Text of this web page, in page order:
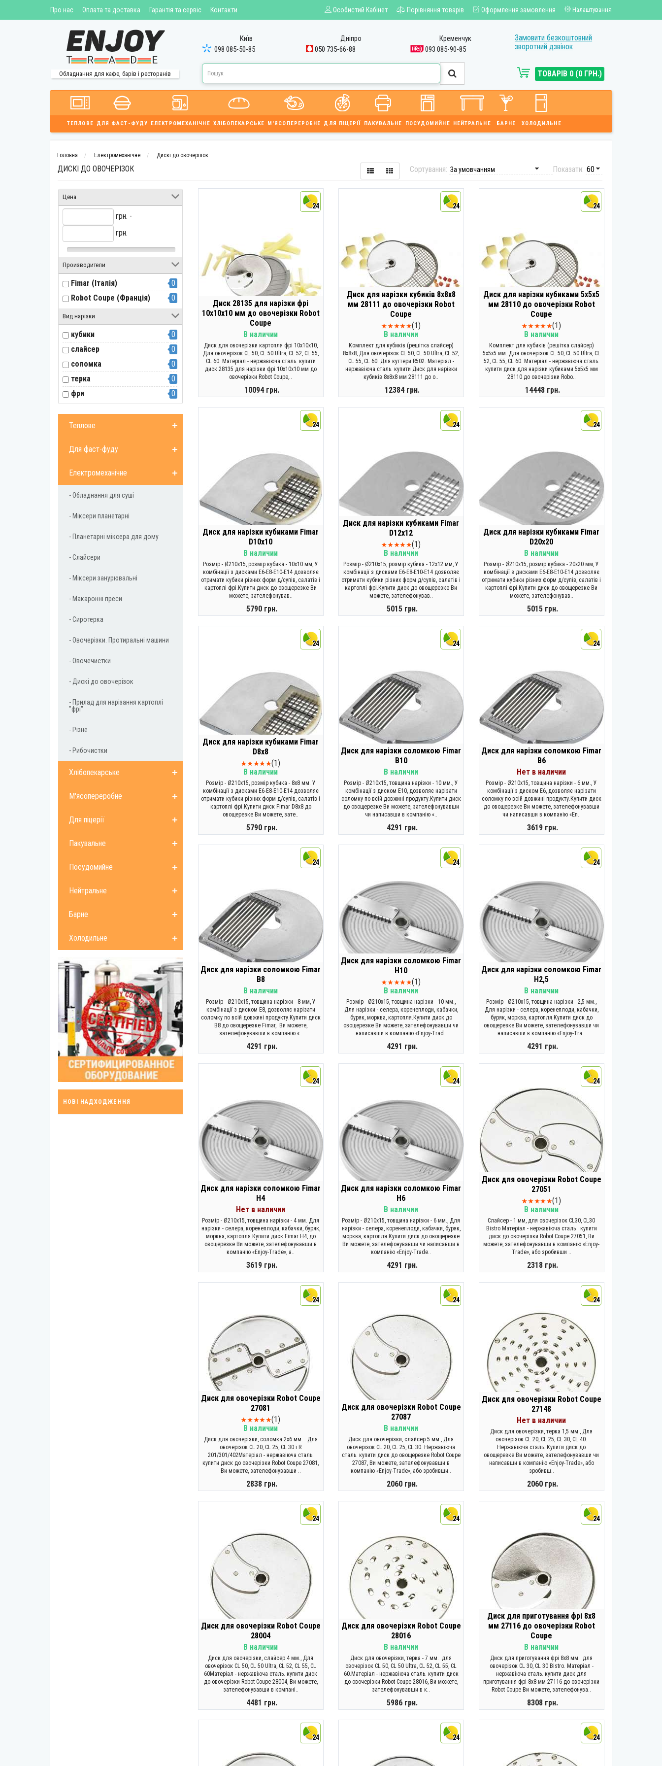
Про нас Оплата та доставка Гарантія та сервіс Контакти Особистий Кабінет Порівняння товарів Оформлення замовлення Налаштування
Обладнання для кафе, барів і ресторанів
Київ
098 085-50-85
Дніпро
050 735-66-88
Кременчук
093 085-90-85
Замовити безкоштовний
зворотний дзвінок
ТОВАРІВ 0 (0 ГРН.)
ТЕПЛОВЕ ДЛЯ ФАСТ-ФУДУ ЕЛЕКТРОМЕХАНІЧНЕ ХЛІБОПЕКАРСЬКЕ М'ЯСОПЕРЕРОБНЕ ДЛЯ ПІЦЕРІЇ ПАКУВАЛЬНЕ ПОСУДОМИЙНЕ НЕЙТРАЛЬНЕ БАРНЕ ХОЛОДИЛЬНЕ
Головна Електромеханічне Дискі до овочерізок
ДИСКІ ДО ОВОЧЕРІЗОК Показати:
Сортування:
Цена
грн. -
грн.
Производители
Fimar (Італія)
0
Robot Coupe (Франція)
0
Вид нарізки
кубики
0
слайсер
0
соломка
0
терка
0
фри
0
Теплове
Для фаст-фуду
Електромеханічне
- Обладнання для суші
- Міксери планетарні
- Планетарні міксера для дому
- Слайсери
- Міксери занурювальні
- Макаронні преси
- Сиротерка
- Овочерізки. Протиральні машини
- Овочечистки
- Дискі до овочерізок
- Прилад для нарізання картоплі
"фрі"
- Різне
- Рибочистки
Хлібопекарське
М'ясопереробне
Для піцерії
Пакувальне
Посудомийне
Нейтральне
Барне
Холодильне
НОВІ НАДХОДЖЕННЯ
24
Диск 28135 для нарізки фрі
10х10х10 мм до овочерізки Robot
Coupe
В наличии
Диск для овочерізки картопля фрі 10х10х10,
Для овочерізок CL 50, CL 50 Ultra, CL 52, CL 55,
CL 60. Матеріал - нержавіюча сталь. купити
диск 28135 для нарізки фрі 10х10х10 мм до
овочерізки Robot Coupe,..
10094 грн.
24
Диск для нарізки кубиків 8х8х8
мм 28111 до овочерізки Robot
Coupe
(1)
В наличии
Комплект для кубиків (решітка слайсер)
8х8х8, Для овочерізок CL 50, CL 50 Ultra, CL 52,
CL 55, CL 60. Для куттери R502. Матеріал -
нержавіюча сталь. купити Диск для нарізки
кубиків 8х8х8 мм 28111 до о..
12384 грн.
24
Диск для нарізки кубиками 5х5х5
мм 28110 до овочерізки Robot
Coupe
(1)
В наличии
Комплект для кубиків (решітка слайсер)
5х5х5 мм. Для овочерізок CL 50, CL 50 Ultra, CL
52, CL 55, CL 60. Матеріал - нержавіюча сталь.
купити диск для нарізки кубиками 5х5х5 мм
28110 до овочерізки Robo..
14448 грн.
24
Диск для нарізки кубиками Fimar
D10х10
В наличии
Розмір - Ø210x15, розмір кубика - 10х10 мм, У
комбінації з дисками E6-E8-E10-E14 дозволяє
отримати кубики різних форм д/супів, салатів і
картоплі фрі.Купити диск до овощерезке Ви
можете, зателефонував..
5790 грн.
24
Диск для нарізки кубиками Fimar
D12х12
(1)
В наличии
Розмір - Ø210x15, розмір кубика - 12х12 мм, У
комбінації з дисками E6-E8-E10-E14 дозволяє
отримати кубики різних форм д/супів, салатів і
картоплі фрі.Купити диск до овощерезке Ви
можете, зателефонував..
5015 грн.
24
Диск для нарізки кубиками Fimar
D20х20
В наличии
Розмір - Ø210x15, розмір кубика - 20х20 мм, У
комбінації з дисками E6-E8-E10-E14 дозволяє
отримати кубики різних форм д/супів, салатів і
картоплі фрі.Купити диск до овощерезке Ви
можете, зателефонував..
5015 грн.
24
Диск для нарізки кубиками Fimar
D8х8
(1)
В наличии
Розмір - Ø210x15, розмір кубика - 8х8 мм. У
комбінації з дисками E6-E8-E10-E14 дозволяє
отримати кубики різних форм д/супів, салатів і
картоплі фрі.Купити диск Fimar D8х8 до
овощерезке Ви можете, зате..
5790 грн.
24
Диск для нарізки соломкою Fimar
B10
В наличии
Розмір - Ø210x15, товщина нарізки - 10 мм., У
комбінації з диском E10, дозволяє нарізати
соломку по всій довжині продукту.Купити диск
до овощерезке Ви можете, зателефонувавши
чи написавши в компанію «..
4291 грн.
24
Диск для нарізки соломкою Fimar
B6
Нет в наличии
Розмір - Ø210x15, товщина нарізки - 6 мм., У
комбінації з диском E6, дозволяє нарізати
соломку по всій довжині продукту.Купити диск
до овощерезке Ви можете, зателефонувавши
чи написавши в компанію «En..
3619 грн.
24
Диск для нарізки соломкою Fimar
B8
В наличии
Розмір - Ø210x15, товщина нарізки - 8 мм, У
комбінації з диском E8, дозволяє нарізати
соломку по всій довжині продукту.Купити диск
B8 до овощерезке Fimar, Ви можете,
зателефонувавши в компанію «..
4291 грн.
24
Диск для нарізки соломкою Fimar
H10
(1)
В наличии
Розмір - Ø210x15, товщина нарізки - 10 мм.,
Для нарізки - селера, коренеплоди, кабачки,
буряк, морква, картопля.Купити диск до
овощерезке Ви можете, зателефонувавши чи
написавши в компанію «Enjoy-Trad..
4291 грн.
24
Диск для нарізки соломкою Fimar
H2,5
В наличии
Розмір - Ø210x15, товщина нарізки - 2,5 мм.,
Для нарізки - селера, коренеплоди, кабачки,
буряк, морква, картопля.Купити диск до
овощерезке Ви можете, зателефонувавши чи
написавши в компанію «Enjoy-Tra..
4291 грн.
24
Диск для нарізки соломкою Fimar
H4
Нет в наличии
Розмір - Ø210x15, товщина нарізки - 4 мм. Для
нарізки - селера, коренеплоди, кабачки, буряк,
морква, картопля.Купити диск Fimar H4, до
овощерезке Ви можете, зателефонувавши в
компанію «Enjoy-Trade», а..
3619 грн.
24
Диск для нарізки соломкою Fimar
H6
В наличии
Розмір - Ø210x15, товщина нарізки - 6 мм., Для
нарізки - селера, коренеплоди, кабачки, буряк,
морква, картопля.Купити диск до овощерезке
Ви можете, зателефонувавши чи написавши в
компанію «Enjoy-Trade..
4291 грн.
24
Диск для овочерізки Robot Coupe
27051
(1)
В наличии
Слайсер - 1 мм, для овочерізок CL30, CL30
Bistro Матеріал - нержавіюча сталь купити
диск до овочерізки Robot Coupe 27051, Ви
можете, зателефонувавши в компанію «Enjoy-
Trade», або зробивши ..
2318 грн.
24
Диск для овочерізки Robot Coupe
27081
(1)
В наличии
Диск для овочерізки, соломка 2х6 мм. Для
овочерізок CL 20, CL 25, CL 30 і R
201/301/402Матеріал - нержавіюча сталь.
купити диск до овочерізки Robot Coupe 27081,
Ви можете, зателефонувавши ..
2838 грн.
24
Диск для овочерізки Robot Coupe
27087
В наличии
Диск для овочерізки, слайсер 5 мм., Для
овочерізок CL 20, CL 25, CL 30. Нержавіюча
сталь. купити диск до овощерезке Robot Coupe
27087, Ви можете, зателефонувавши в
компанію «Enjoy-Trade», або зробивши..
2060 грн.
24
Диск для овочерізки Robot Coupe
27148
Нет в наличии
Диск для овочерізки, терка 1,5 мм., Для
овочерізок CL 20, CL 25, CL 30, CL 40.
Нержавіюча сталь. Купити диск до
овощерезке Ви можете, зателефонувавши чи
написавши в компанію «Enjoy-Trade», або
зробивш..
2060 грн.
24
Диск для овочерізки Robot Coupe
28004
В наличии
Диск для овочерізки, слайсер 4 мм., Для
овочерізок CL 50, CL 50 Ultra, CL 52, CL 55, CL
60Матеріал - нержавіюча сталь. купити диск
до овочерізки Robot Coupe 28004, Ви можете,
зателефонувавши в компані..
4481 грн.
24
Диск для овочерізки Robot Coupe
28016
В наличии
Диск для овочерізки, терка - 7 мм. для
овочерізок CL 50, CL 50 Ultra, CL 52, CL 55, CL
60.Матеріал - нержавіюча сталь. купити диск
до овочерізки Robot Coupe 28016, Ви можете,
зателефонувавши в к..
5986 грн.
24
Диск для приготування фрі 8х8
мм 27116 до овочерізки Robot
Coupe
В наличии
Диск для приготування фрі 8х8 мм. для
овочерізок CL 30, CL 30 Bistro. Матеріал -
нержавіюча сталь. купити диск для
приготування фрі 8х8 мм 27116 до овочерізки
Robot Coupe Ви можете, зателефонува..
8308 грн.
24 24 24